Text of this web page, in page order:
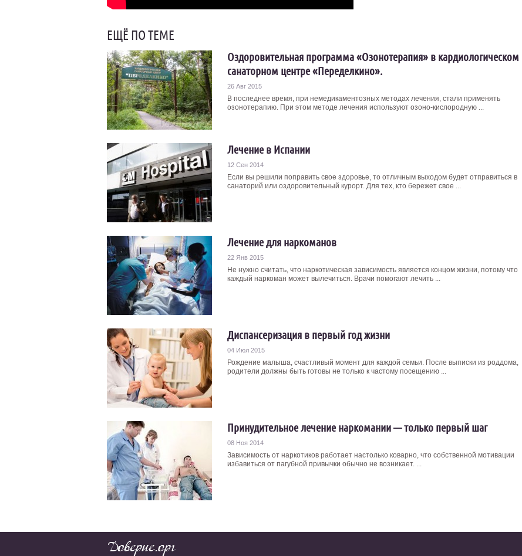
ЕЩЁ ПО ТЕМЕ
Оздоровительная программа «Озонотерапия» в кардиологическом
санаторном центре «Переделкино».
26 Авг 2015
В последнее время, при немедикаментозных методах лечения, стали применять
озонотерапию. При этом методе лечения используют озоно-кислородную ...
Лечение в Испании
12 Сен 2014
Если вы решили поправить свое здоровье, то отличным выходом будет отправиться в
санаторий или оздоровительный курорт. Для тех, кто бережет свое ...
Лечение для наркоманов
22 Янв 2015
Не нужно считать, что наркотическая зависимость является концом жизни, потому что
каждый наркоман может вылечиться. Врачи помогают лечить ...
Диспансеризация в первый год жизни
04 Июл 2015
Рождение малыша, счастливый момент для каждой семьи. После выписки из роддома,
родители должны быть готовы не только к частому посещению ...
Принудительное лечение наркомании — только первый шаг
08 Ноя 2014
Зависимость от наркотиков работает настолько коварно, что собственной мотивации
избавиться от пагубной привычки обычно не возникает. ...